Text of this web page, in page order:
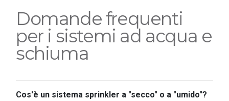
Domande frequenti
per i sistemi ad acqua e
schiuma
Cos'è un sistema sprinkler a "secco" o a "umido"?